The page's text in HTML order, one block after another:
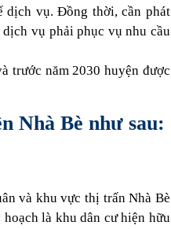
dịch vụ. Đồng thời, cần phát
vụ phải phục vụ nhu cầu
trước năm 2030 huyện được
Nhà Bè như sau:
và khu vực thị trấn Nhà Bè
là khu dân cư hiện hữu